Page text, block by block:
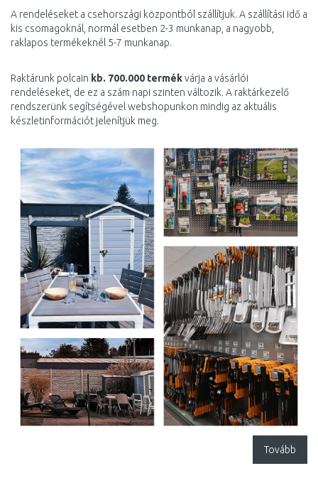
A rendeléseket a csehországi központból szállítjuk. A szállítási idő a
kis csomagoknál, normál esetben 2-3 munkanap, a nagyobb,
raklapos termékeknél 5-7 munkanap.
Raktárunk polcain kb. 700.000 termékvárja a vásárlói
rendeléseket, de ez a szám napi szinten változik. A raktárkezelő
rendszerünk segítségével webshopunkon mindig az aktuális
készletinformációt jelenítjük meg.
Tovább